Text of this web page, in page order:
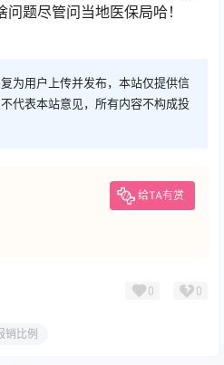
题尽管问当地医保局哈！
为用户上传并发布，本站仅提供信
代表本站意见，所有内容不构成投
给TA有赏
0 0
销比例